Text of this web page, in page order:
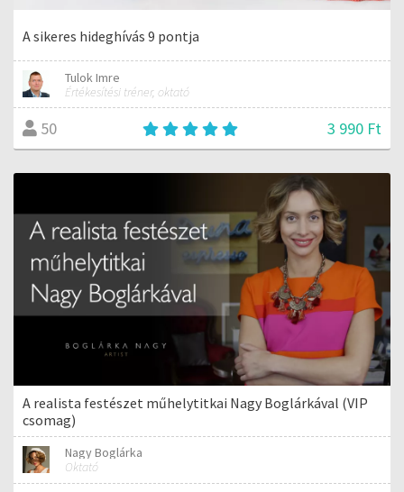
A sikeres hideghívás 9 pontja
Tulok Imre
Értékesítési tréner, oktató
50 3 990 Ft
A realista festészet műhelytitkai Nagy Boglárkával (VIP
csomag)
Nagy Boglárka
Oktató